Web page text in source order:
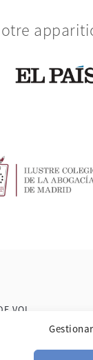
VOL